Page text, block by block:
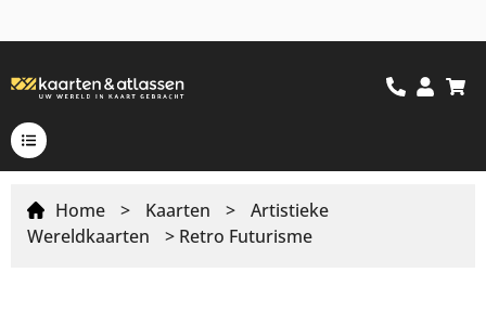
Home > Kaarten >
Artistieke
Wereldkaarten
> Retro Futurisme